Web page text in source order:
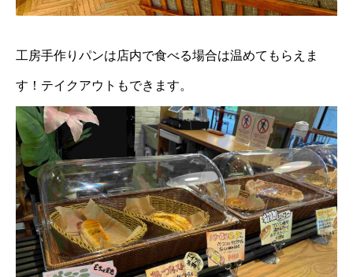
工房手作りパンは店内で食べる場合は温めてもらえま
す！テイクアウトもできます。